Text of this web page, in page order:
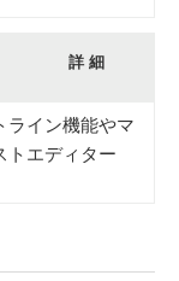
詳 細
ライン機能やマ
トエディター